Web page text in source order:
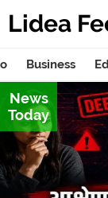
Lidea
Business
News
Today